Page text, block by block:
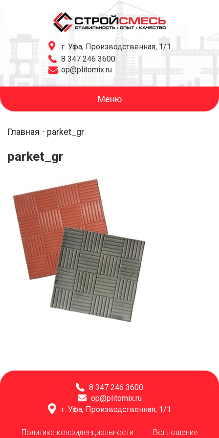
г. Уфа, Производственная, 1/1
8 347 246 3600
op@plitomix.ru
Меню
Главная parket_gr
parket_gr
8 347 246 3600
op@plitomix.ru
г. Уфа, Производственная, 1/1
Политика конфиденциальности Воплощение